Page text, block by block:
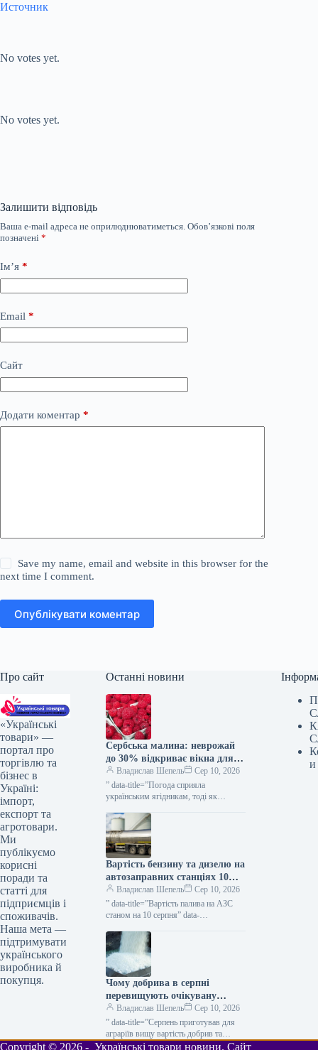
Источник
No votes yet.
No votes yet.
Залишити відповідь
Ваша e-mail адреса не оприлюднюватиметься. Обов’язкові поля
позначені *
Ім’я *
Email *
Сайт
Додати коментар *
Save my name, email and website in this browser for the
next time I comment.
Опублікувати коментар
Про сайт
«Українські
товари» —
портал про
торгівлю та
бізнес в
Україні:
імпорт,
експорт та
агротовари.
Ми
публікуємо
корисні
поради та
статті для
підприємців і
споживачів.
Наша мета —
підтримувати
українського
виробника й
покупця.
Останні новини
Сербська малина: неврожай
до 30% відкриває вікна для
України — КУРКУЛЬ
Владислав Шепель
Сер 10, 2026
” data-title=”Погода сприяла
українським ягідникам, тоді як
урожаю” data-
url=”https://kurkul.com/news/41877-
pogoda-pidigrala-ukrayinskim-
yagidnikam-a-polscha-y-serbiya-
vtrachayut-urojay”> Погода сприяла
українським ягідникам, тоді як…
Вартість бензину та дизелю на
автозаправних станціях 10
серпня — КУРКУЛЬ
Владислав Шепель
Сер 10, 2026
” data-title=”Вартість палива на АЗС
станом на 10 серпня” data-
tsini-palnogo-na-azs-stanom-na-10-
serpnya”> Вартість палива на АЗС
станом на 10 серпня 10 серпня…
Чому добрива в серпні
перевищують очікувану
вартість для аграріїв —
КУРКУЛЬ
Владислав Шепель
Сер 10, 2026
” data-title=”Серпень приготував для
аграріїв вищу вартість добрив та
обмежену пропозицію” data-
и
Copyright © 2026 - Українські товари новини. Сайт